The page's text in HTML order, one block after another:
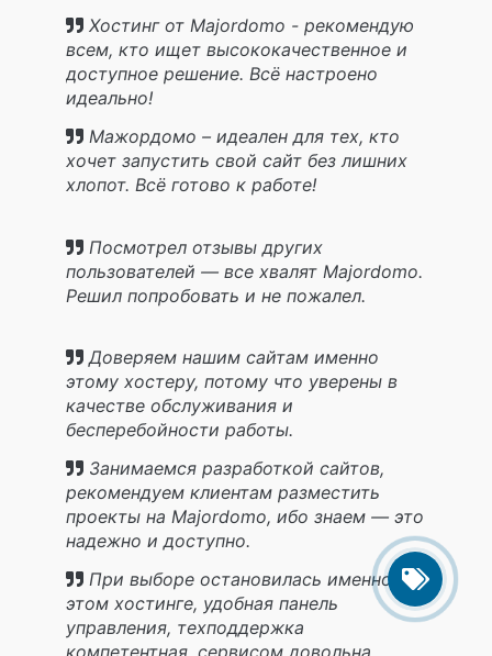
Хостинг от Majordomo - рекомендую
всем, кто ищет высококачественное и
доступное решение. Всё настроено
идеально!
Мажордомо – идеален для тех, кто
хочет запустить свой сайт без лишних
хлопот. Всё готово к работе!
Посмотрел отзывы других
пользователей — все хвалят Majordomo.
Решил попробовать и не пожалел.
Доверяем нашим сайтам именно
этому хостеру, потому что уверены в
качестве обслуживания и
бесперебойности работы.
Занимаемся разработкой сайтов,
рекомендуем клиентам разместить
проекты на Majordomo, ибо знаем — это
надежно и доступно.
При выборе остановилась именно на
этом хостинге, удобная панель
управления, техподдержка
компетентная, сервисом довольна.